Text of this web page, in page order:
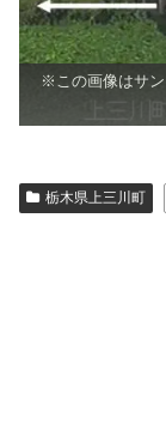
※この画像はサ
栃木県上三川町